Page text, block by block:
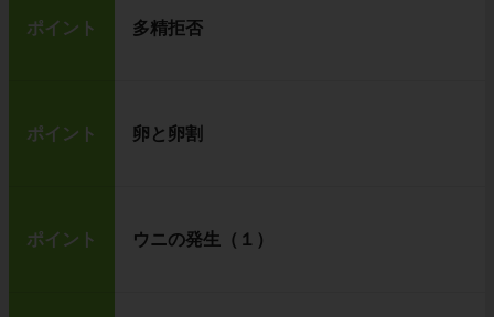
ポイント 多精拒否
ポイント 卵と卵割
ポイント ウニの発生（１）